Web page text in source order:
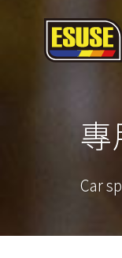
專
Car